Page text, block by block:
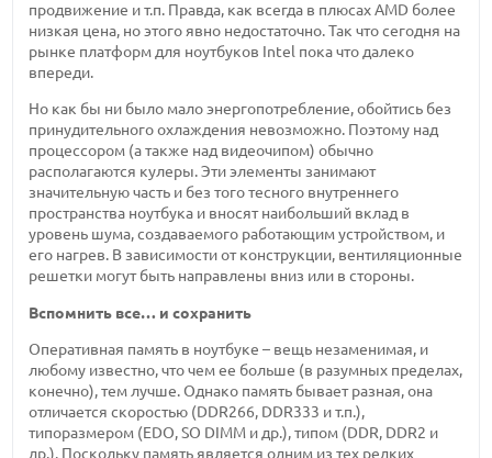
продвижение и т.п. Правда, как всегда в плюсах AMD более
низкая цена, но этого явно недостаточно. Так что сегодня на
рынке платформ для ноутбуков Intel пока что далеко
впереди.
Но как бы ни было мало энергопотребление, обойтись без
принудительного охлаждения невозможно. Поэтому над
процессором (а также над видеочипом) обычно
располагаются кулеры. Эти элементы занимают
значительную часть и без того тесного внутреннего
пространства ноутбука и вносят наибольший вклад в
уровень шума, создаваемого работающим устройством, и
его нагрев. В зависимости от конструкции, вентиляционные
решетки могут быть направлены вниз или в стороны.
Вспомнить все… и сохранить
Оперативная память в ноутбуке – вещь незаменимая, и
любому известно, что чем ее больше (в разумных пределах,
конечно), тем лучше. Однако память бывает разная, она
отличается скоростью (DDR266, DDR333 и т.п.),
типоразмером (EDO, SO DIMM и др.), типом (DDR, DDR2 и
др.). Поскольку память является одним из тех редких